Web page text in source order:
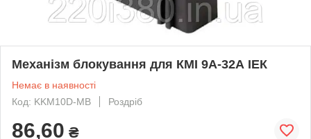
Механізм блокування для КМІ 9А-32А ІЕК
Немає в наявності
Код: KKM10D-MB
Роздріб
86,60 ₴